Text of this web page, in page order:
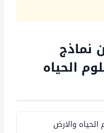
نماذج
الحياه
الحياه والارض